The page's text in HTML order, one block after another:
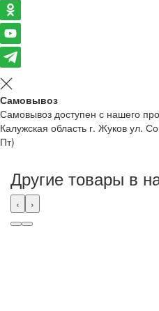
Самовывоз
Самовывоз доступен с нашего
Калужская область г. Жуков ул.
Пт)
Другие товары в
‹ ›